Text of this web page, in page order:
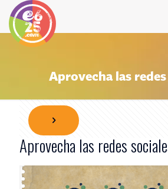
Aprovecha las
Aprovecha las redes